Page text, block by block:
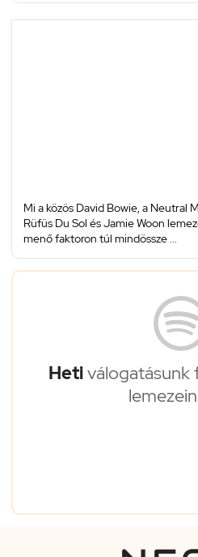
Mi a közös David Bowie, a Neutral
Rüfüs Du Sol és Jamie Woon
menő faktoron túl mindössze ...
Hetiválogatásunk